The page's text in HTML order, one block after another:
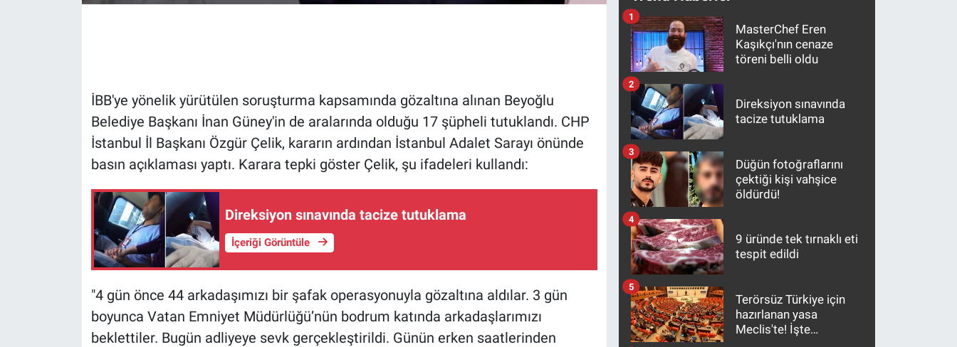
İBB'ye yönelik yürütülen soruşturma kapsamında gözaltına alınan Beyoğlu
Belediye Başkanı İnan Güney'in de aralarında olduğu 17 şüpheli tutuklandı. CHP
İstanbul İl Başkanı Özgür Çelik, kararın ardından İstanbul Adalet Sarayı önünde
basın açıklaması yaptı. Karara tepki göster Çelik, şu ifadeleri kullandı:
Direksiyon sınavında tacize tutuklama
İçeriği Görüntüle
"4 gün önce 44 arkadaşımızı bir şafak operasyonuyla gözaltına aldılar. 3 gün
boyunca Vatan Emniyet Müdürlüğü’nün bodrum katında arkadaşlarımızı
beklettiler. Bugün adliyeye sevk gerçekleştirildi. Günün erken saatlerinden
MasterChef Eren
Kaşıkçı'nın cenaze
töreni belli oldu
1
Direksiyon sınavında
tacize tutuklama
2
Düğün fotoğraflarını
çektiği kişi vahşice
öldürdü!
3
9 üründe tek tırnaklı eti
tespit edildi
4
Terörsüz Türkiye için
hazırlanan yasa
Meclis'te! İşte
5
Koronavirüs
Kültür Sanat
Ne demişti